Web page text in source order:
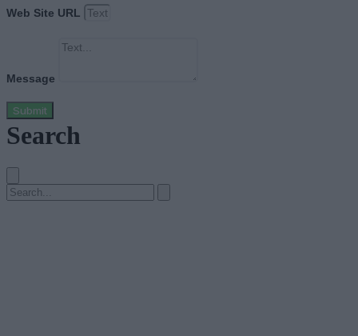
Web Site URL
Message
Submit
Search